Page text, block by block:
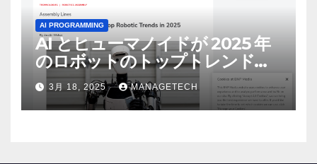
AI PROGRAMMING
AI とヒューマノイドが 2025 年
のロボットのトップトレンドに |
ASSEMBLY
3月 18, 2025 MANAGETECH